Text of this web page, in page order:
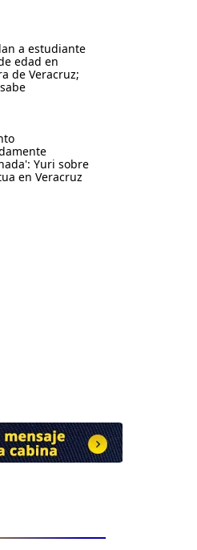
a estudiante
edad en
de Veracruz;
Yuri sobre
en Veracruz